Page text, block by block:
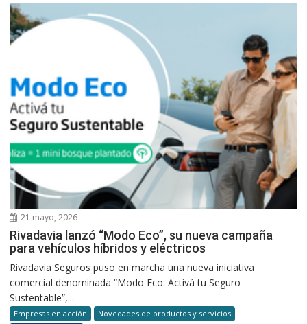
21 mayo, 2026
Rivadavia lanzó “Modo Eco”, su nueva campaña
para vehículos híbridos y eléctricos
Rivadavia Seguros puso en marcha una nueva iniciativa
comercial denominada “Modo Eco: Activá tu Seguro
Sustentable”,...
Empresas en acción
Novedades de productos y servicios